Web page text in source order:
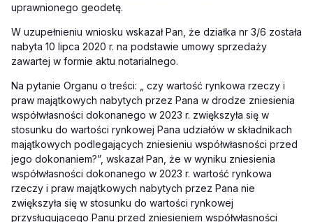
uprawnionego geodetę.
W uzupełnieniu wniosku wskazał Pan, że działka nr 3/6 została
nabyta 10 lipca 2020 r. na podstawie umowy sprzedaży
zawartej w formie aktu notarialnego.
Na pytanie Organu o treści: „ czy wartość rynkowa rzeczy i
praw majątkowych nabytych przez Pana w drodze zniesienia
współwłasności dokonanego w 2023 r. zwiększyła się w
stosunku do wartości rynkowej Pana udziałów w składnikach
majątkowych podlegających zniesieniu współwłasności przed
jego dokonaniem?”, wskazał Pan, że w wyniku zniesienia
współwłasności dokonanego w 2023 r. wartość rynkowa
rzeczy i praw majątkowych nabytych przez Pana nie
zwiększyła się w stosunku do wartości rynkowej
przysługującego Panu przed zniesieniem współwłasności